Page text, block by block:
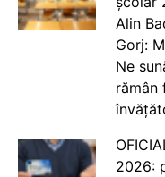
Alin
Gorj:
Ne
rămân
2026: